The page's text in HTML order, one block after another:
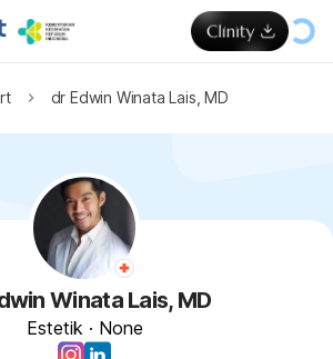
dr Edwin Winata Lais, MD
Winata Lais, MD
Estetik · None